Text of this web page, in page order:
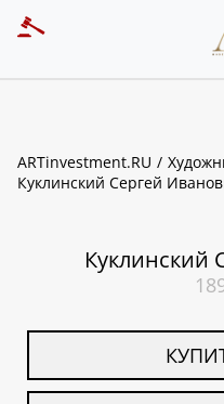
ARTinvestment.RU
Куклинский Сергей
Куклинский